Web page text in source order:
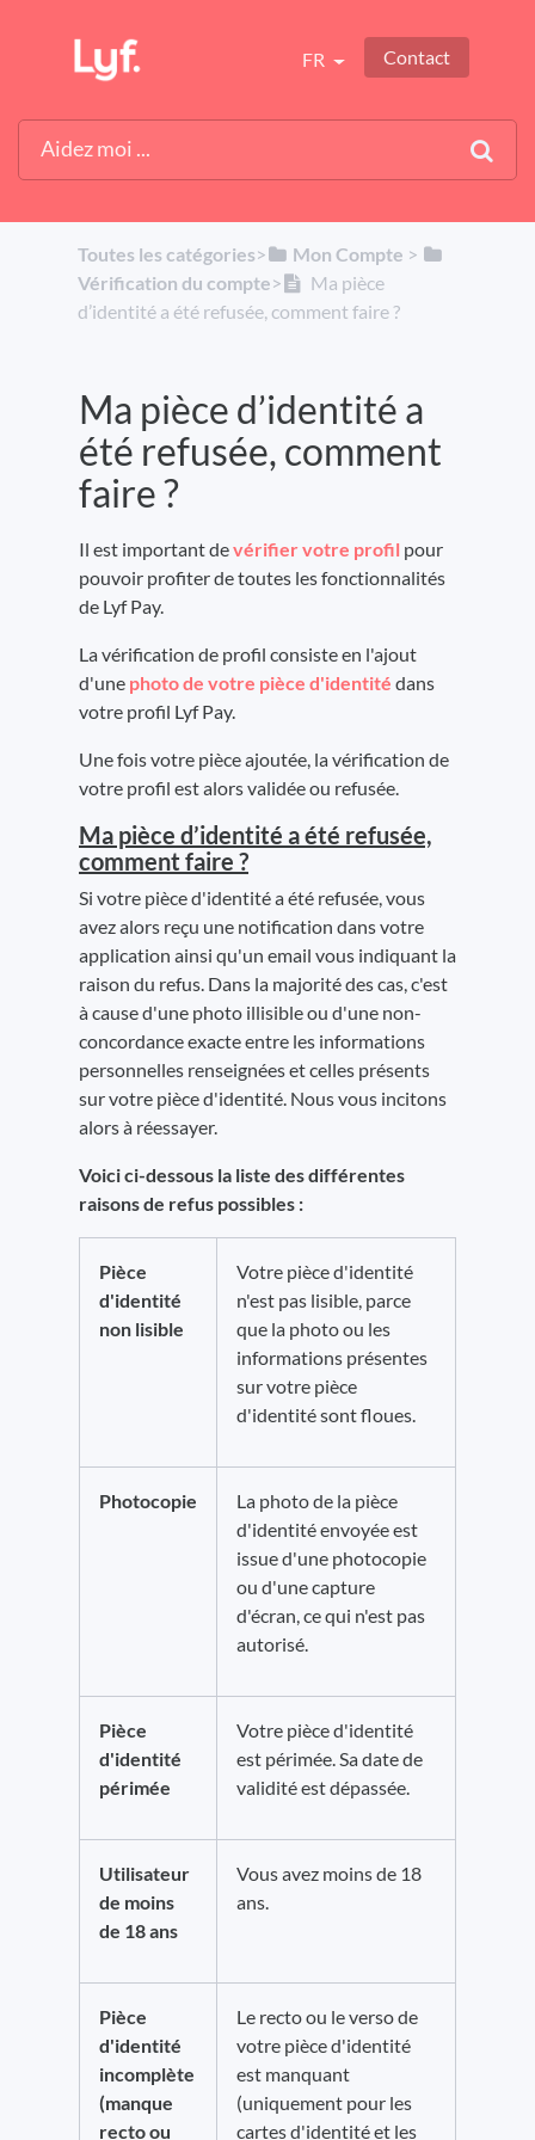
FR Contact
Toutes les catégories​>​ ​Mon Compte ​ > ​
Vérification du compte​>​
Ma pièce
d’identité a été refusée, comment faire ?
Ma pièce d’identité a
été refusée, comment
faire ?
Il est important devérifier votre profil pour
pouvoir profiter de toutes les fonctionnalités
de Lyf Pay.
La vérification de profil consiste en l'ajout
d'une photo de votre pièce d'identité dans
votre profil Lyf Pay.
Une fois votre pièce ajoutée, la vérification de
votre profil est alors validée ou refusée.
Ma pièce d’identité a été refusée,
comment faire ?
Si votre pièce d'identité a été refusée, vous
avez alors reçu une notification dans votre
application ainsi qu'un email vous indiquant la
raison du refus. Dans la majorité des cas, c'est
à cause d'une photo illisible ou d'une non-
concordance exacte entre les informations
personnelles renseignées et celles présents
sur votre pièce d'identité. Nous vous incitons
alors à réessayer.
Voici ci-dessous la liste des différentes
raisons de refus possibles :
Pièce
d'identité
non lisible
Votre pièce d'identité
n'est pas lisible, parce
que la photo ou les
informations présentes
sur votre pièce
d'identité sont floues.
Photocopie
La photo de la pièce
d'identité envoyée est
issue d'une photocopie
ou d'une capture
d'écran, ce qui n'est pas
autorisé.
Pièce
d'identité
périmée
Votre pièce d'identité
est périmée. Sa date de
validité est dépassée.
Utilisateur
de moins
de 18 ans
Vous avez moins de 18
ans.
Pièce
d'identité
incomplète
(manque
recto ou
Le recto ou le verso de
votre pièce d'identité
est manquant
(uniquement pour les
cartes d'identité et les